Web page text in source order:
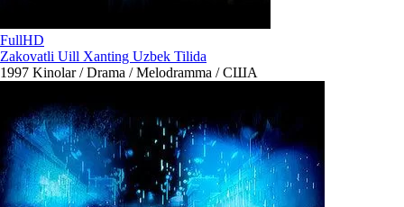
FullHD
Zakovatli Uill Xanting Uzbek Tilida
1997 Kinolar / Drama / Melodramma / США